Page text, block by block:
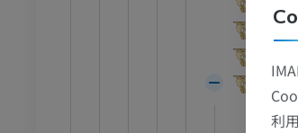
内部
後脳
利